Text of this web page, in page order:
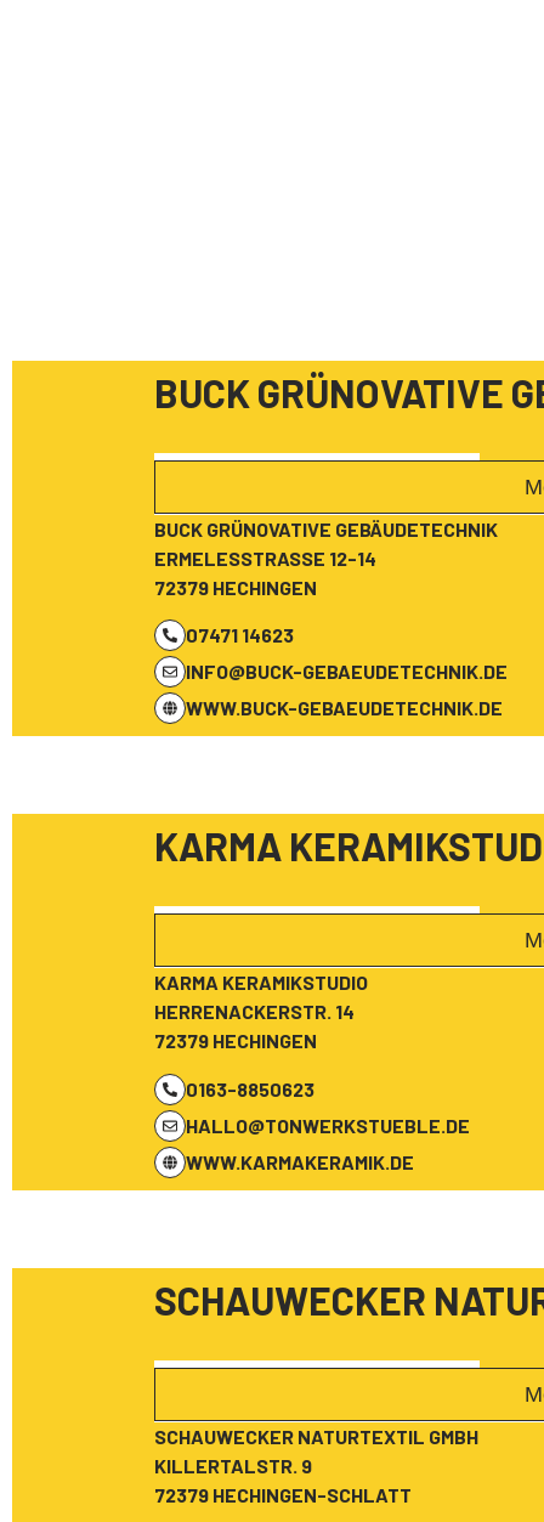
BUCK GRÜNOVATIVE
BUCK GRÜNOVATIVE GEBÄUDETECHNIK
ERMELESSTRASSE 12-14
72379 HECHINGEN
07471 14623
INFO@BUCK-GEBAEUDETECHNIK.DE
WWW.BUCK-GEBAEUDETECHNIK.DE
KARMA
KARMA KERAMIKSTUDIO
HERRENACKERSTR. 14
72379 HECHINGEN
0163-8850623
HALLO@TONWERKSTUEBLE.DE
WWW.KARMAKERAMIK.DE
SCHAUWECKER
SCHAUWECKER NATURTEXTIL GMBH
KILLERTALSTR. 9
72379 HECHINGEN-SCHLATT